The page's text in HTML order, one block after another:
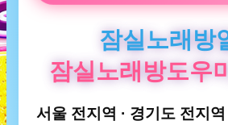
잠실노래방
잠실노래방도우
서울 전지역 · 경기도 전지